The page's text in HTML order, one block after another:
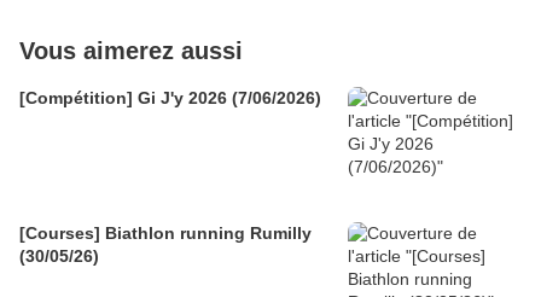
Vous aimerez aussi
[Compétition] Gi J'y 2026 (7/06/2026)
[Courses] Biathlon running Rumilly
(30/05/26)